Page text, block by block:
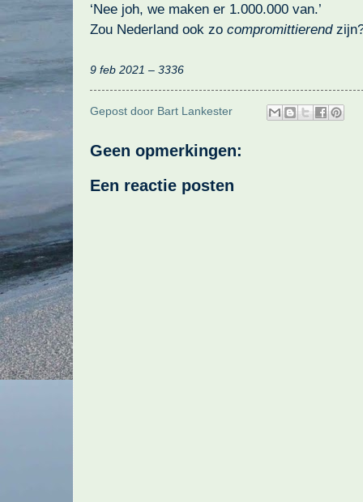
‘Nee joh, we maken er 1.000.000 van.’
Zou Nederland ook zo compromittierend
9 feb 2021 – 3336
Gepost door Bart Lankester
Geen opmerkingen:
Een reactie posten